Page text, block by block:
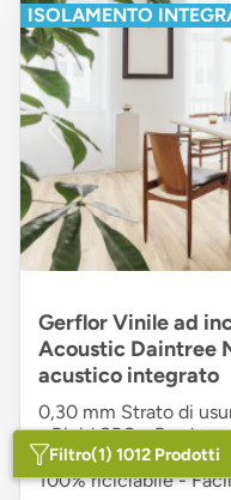
ISOLAMENTO
Gerflor Vinile ad
Acoustic Daintree
acustico integrato
0,30 mm Strato di
- Rigid SPC - Bordo
Plancia unica -
100% riciclabile -
Filtro(1) 1012 Prodotti